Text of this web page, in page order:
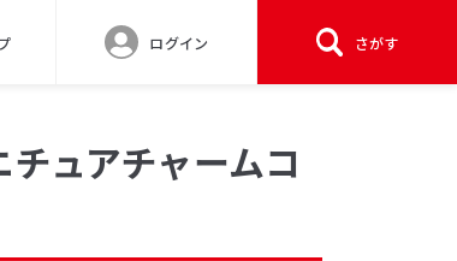
ログイン さがす
ュアチャームコ